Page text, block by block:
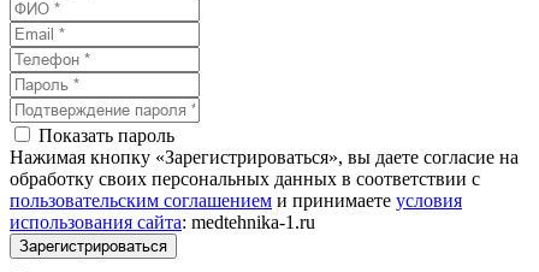
Показать пароль
Нажимая кнопку «Зарегистрироваться», вы даете согласие на
обработку своих персональных данных в соответствии с
пользовательским соглашением и принимаете условия
использования сайта: medtehnika-1.ru
Зарегистрироваться